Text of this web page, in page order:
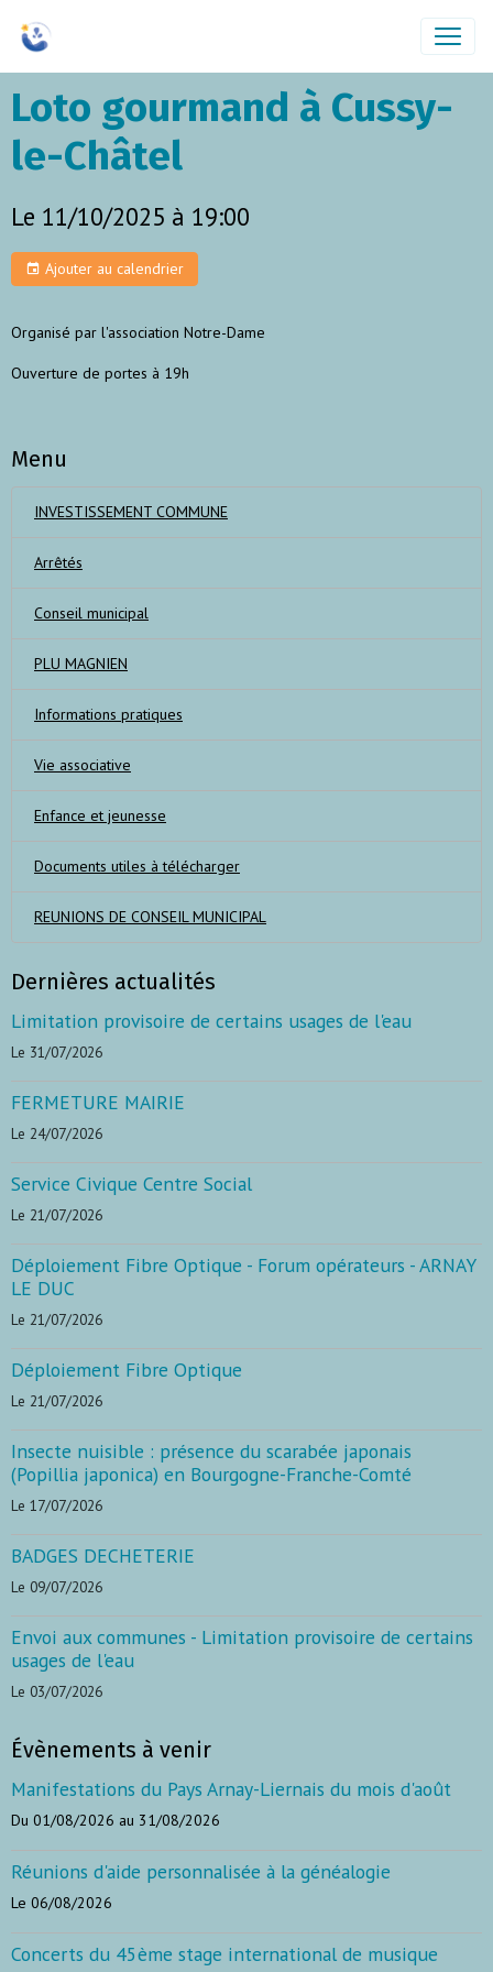
Loto gourmand à Cussy-
le-Châtel
Le 11/10/2025 à 19:00
Ajouter au calendrier
Organisé par l'association Notre-Dame
Ouverture de portes à 19h
Menu
INVESTISSEMENT COMMUNE
Arrêtés
Conseil municipal
PLU MAGNIEN
Informations pratiques
Vie associative
Enfance et jeunesse
Documents utiles à télécharger
REUNIONS DE CONSEIL MUNICIPAL
Dernières actualités
Limitation provisoire de certains usages de l'eau
Le 31/07/2026
FERMETURE MAIRIE
Le 24/07/2026
Service Civique Centre Social
Le 21/07/2026
Déploiement Fibre Optique - Forum opérateurs - ARNAY
LE DUC
Le 21/07/2026
Déploiement Fibre Optique
Le 21/07/2026
Insecte nuisible : présence du scarabée japonais
(Popillia japonica) en Bourgogne-Franche-Comté
Le 17/07/2026
BADGES DECHETERIE
Le 09/07/2026
Envoi aux communes - Limitation provisoire de certains
usages de l'eau
Le 03/07/2026
Évènements à venir
Manifestations du Pays Arnay-Liernais du mois d'août
Du 01/08/2026 au 31/08/2026
Réunions d'aide personnalisée à la généalogie
Le 06/08/2026
Concerts du 45ème stage international de musique